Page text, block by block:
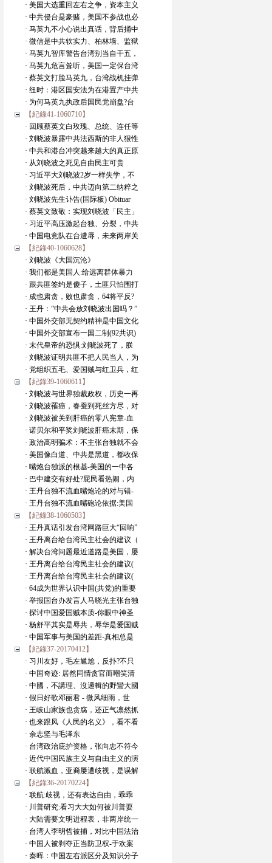
· 美国大选重回左右之争，资本主义
· 中共侵台是豪赌，美国不参战也必
· 马英九不小心说出真话，背后捅中
· 微信是中共软实力、柏林墙、监狱
· 马英九智库警告台湾别当自干五，
· 马英九危言耸听，美国一定保台湾
· 蔡英文打脸马英九，台湾战机挂弹
· 纽时：港区国安法为在港置产中共
· 为何马英九执政后国民党崩盘?台
【紀錄41-1060710】
· 回顾蔡英文白玫瑰、总统、连任等
· 刘晓波暴露中共法西斯的非人狠性
· 中共和港台冲突越来越大的真正原
· 从刘晓波之死见自由民主可贵
· 习近平大刘晓波2岁一样失学，不
· 刘晓波死后，中共迈向第二纳粹之
· 刘晓波先生讣告(国际板) Obituar
· 蔡英文致敬：实现刘晓波「民主」
· 习近平高压激起台独、分裂，中共
· 中国电竞队在台遭辱，未来两岸关
【紀錄40-1060628】
· 刘晓波《大国沉沦》
· 我们都是美国人:给远离群体暴力
· 跟共匪签约是傻子，土匪只怕围打
· 成也肃贪，败也肃贪，64将平反?
· 王丹：”中共会放刘晓波出国吗？”
· 中国外交部无契约精神是中国文化
· 中国外交部宣布一国二制(92共识)
· 末代皇帝的恐惧:刘晓波死了，朕
· 刘晓波证明共匪不把人民当人，为
· 党组织五毛、爱国贼与红卫兵，红
【紀錄39-1060611】
· 刘晓波与世界独裁政权，历史一再
· 刘晓波罹癌，春蚕到死丝方尽，对
· 刘晓波被关到肝癌的零八宪章-血
· 诺贝尔和平奖刘晓波肝癌末期，保
· 政治高明骗术：不主张台独就不会
· 美国像白道、中共是黑道，都收保
· 嘴炮台独派的根基-美国的一中各
· 巴中建交有好处?屁民看热闹，内
· 王丹台独不流血嘴炮论的对与错-
· 王丹台独不流血嘴砲论依据:美国
【紀錄38-1060503】
· 王丹真话引发台湾网路巨大“回响”
· 王丹离台给台湾民主社会的建议（
· 解决台湾问题最近道路是美国，屡
· 王丹离台给台湾民主社会的建议(
· 王丹离台给台湾民主社会的建议(
· 64成为世界认识中国(共党)的重要
· 举报国台办发言人马晓光主张台独
· 探讨中国爱国贼本质-你眼中神圣
· 杨舒平其实是辱共，辱华是爱国贼
· 中国军事与美国的差距-真相总是
【紀錄37-20170412】
· 习川友好，毛左尴尬，反扑?不只
· 中国奇迹: 居然同情贪官而嘲笑清
· 中國，不講理、沒邏輯的野蠻大國
· 假日好歌邓丽君 - 微风细雨，世
· 王岐山家族也贪腐，还正气凛然抓
· 也来跟风《人民的名义》，看不看
· 余志坚与毛泽东
· 台湾政治庇护资格，张向忠不符今
· 近代中国民族主义与自由主义的演
· 联航溅血，亚裔屡遭歧视，是误解
【紀錄36-20170224】
· 联航:歧视，还有表达自由，乖乖
· 川普研究:看习大大如何被川普耍
· 大陆需要文明进程表，非两岸统一
· 台湾人李明哲被捕，对比中国法治
· 中国人被剥夺正当防卫权-于欢案
· 秦晖：中国左右派区分及知识分子